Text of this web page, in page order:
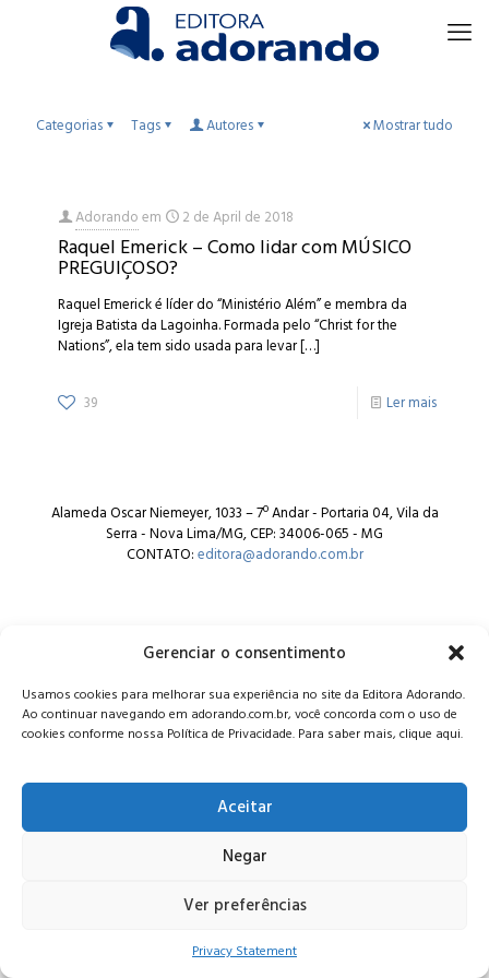
Gerenciar o consentimento
Usamos cookies para melhorar sua experiência no site da Editora Adorando.
Ao continuar navegando em adorando.com.br, você concorda com o uso de
cookies conforme nossa Política de Privacidade. Para saber mais, clique aqui.
Aceitar
Negar
Ver preferências
Privacy Statement
Categorias Tags Autores Mostrar tudo
Adorandoem 2 de April de 2018
Raquel Emerick – Como lidar com MÚSICO
PREGUIÇOSO?
Raquel Emerick é líder do “Ministério Além” e membra da
Igreja Batista da Lagoinha. Formada pelo “Christ for the
Nations”, ela tem sido usada para levar[…]
39 Ler mais
Alameda Oscar Niemeyer, 1033 – 7º Andar - Portaria 04, Vila da
Serra - Nova Lima/MG, CEP: 34006-065 - MG
CONTATO:editora@adorando.com.br
© Editora Adorando 2026. Todos os direitos reservados.
Consulte nossapolítica de privacidade.